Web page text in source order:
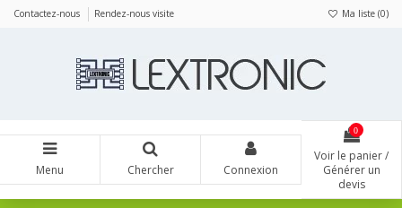
Contactez-nous Rendez-nous visite Ma liste (0)
Menu Chercher Connexion
0
Voir le panier /
Générer un
devis
Panneau de gestion des cookies